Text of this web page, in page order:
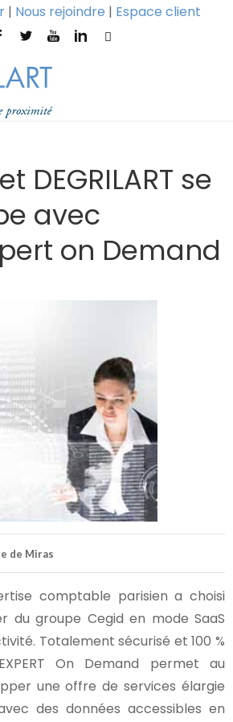
| Nous rejoindre | Espace client
DEGRILART se
avec
on Demand
de Miras
comptable parisien a choisi
du groupe Cegid en mode SaaS
Totalement sécurisé et 100 %
On Demand permet au
une offre de services élargie
des données accessibles en